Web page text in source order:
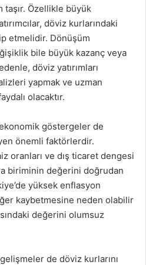
taşır. Özellikle büyük
döviz kurlarındaki
etmelidir. Dönüşüm
bile büyük kazanç veya
döviz yatırımları
yapmak ve uzman
olacaktır.
ekonomik göstergeler de
önemli faktörlerdir.
oranları ve dış ticaret dengesi
biriminin değerini doğrudan
yüksek enflasyon
kaybetmesine neden olabilir
değerini olumsuz
de döviz kurlarını